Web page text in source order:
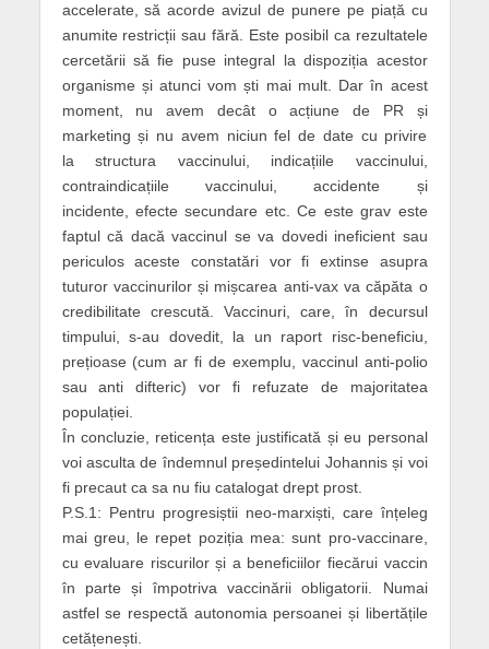
accelerate, să acorde avizul de punere pe piață cu
anumite restricții sau fără. Este posibil ca rezultatele
cercetării să fie puse integral la dispoziția acestor
organisme și atunci vom ști mai mult. Dar în acest
moment, nu avem decât o acțiune de PR și
marketing și nu avem niciun fel de date cu privire
la structura vaccinului, indicațiile vaccinului,
contraindicațiile vaccinului, accidente și
incidente, efecte secundare etc. Ce este grav este
faptul că dacă vaccinul se va dovedi ineficient sau
periculos aceste constatări vor fi extinse asupra
tuturor vaccinurilor și mișcarea anti-vax va căpăta o
credibilitate crescută. Vaccinuri, care, în decursul
timpului, s-au dovedit, la un raport risc-beneficiu,
prețioase (cum ar fi de exemplu, vaccinul anti-polio
sau anti difteric) vor fi refuzate de majoritatea
populației.
În concluzie, reticența este justificată și eu personal
voi asculta de îndemnul președintelui Johannis și voi
fi precaut ca sa nu fiu catalogat drept prost.
P.S.1: Pentru progresiștii neo-marxiști, care înțeleg
mai greu, le repet poziția mea: sunt pro-vaccinare,
cu evaluare riscurilor și a beneficiilor fiecărui vaccin
în parte și împotriva vaccinării obligatorii. Numai
astfel se respectă autonomia persoanei și libertățile
cetățenești.